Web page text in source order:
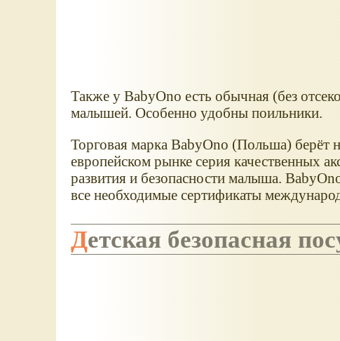
Также у BabyOno есть обычная (без
малышей. Особенно удобны поильники.
Торговая марка BabyOno (Польша) берёт
европейском рынке серия качественных
развития и безопасности малыша.
все необходимые сертификаты
Детская безопасная